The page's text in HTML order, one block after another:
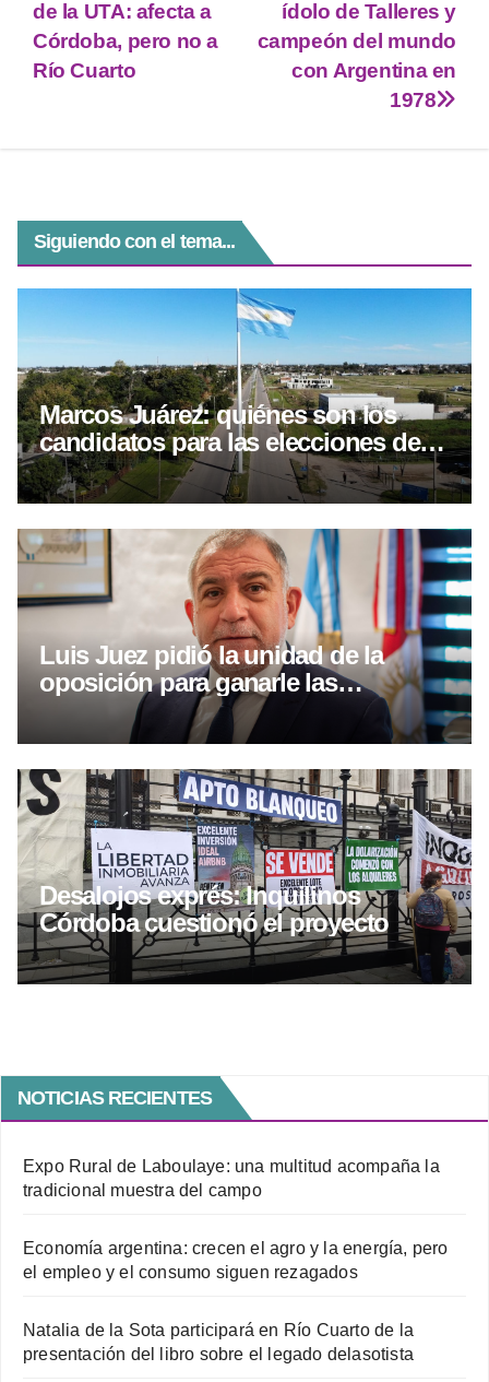
i
t
t
a
t
s
l
e
g
s
s
r
e
ídolo de Talleres y
campeón del mundo
con Argentina en
1978
de la UTA: afecta a
Córdoba, pero no a
Río Cuarto
Siguiendo con el tema...
Marcos Juárez: quiénes son los
candidatos para las elecciones del 6
de septiembre
Luis Juez pidió la unidad de la
oposición para ganarle las
elecciones a Llaryora
Desalojos exprés: Inquilinos
Córdoba cuestionó el proyecto
NOTICIAS RECIENTES
Expo Rural de Laboulaye: una multitud acompaña la
tradicional muestra del campo
Economía argentina: crecen el agro y la energía, pero
el empleo y el consumo siguen rezagados
Natalia de la Sota participará en Río Cuarto de la
presentación del libro sobre el legado delasotista